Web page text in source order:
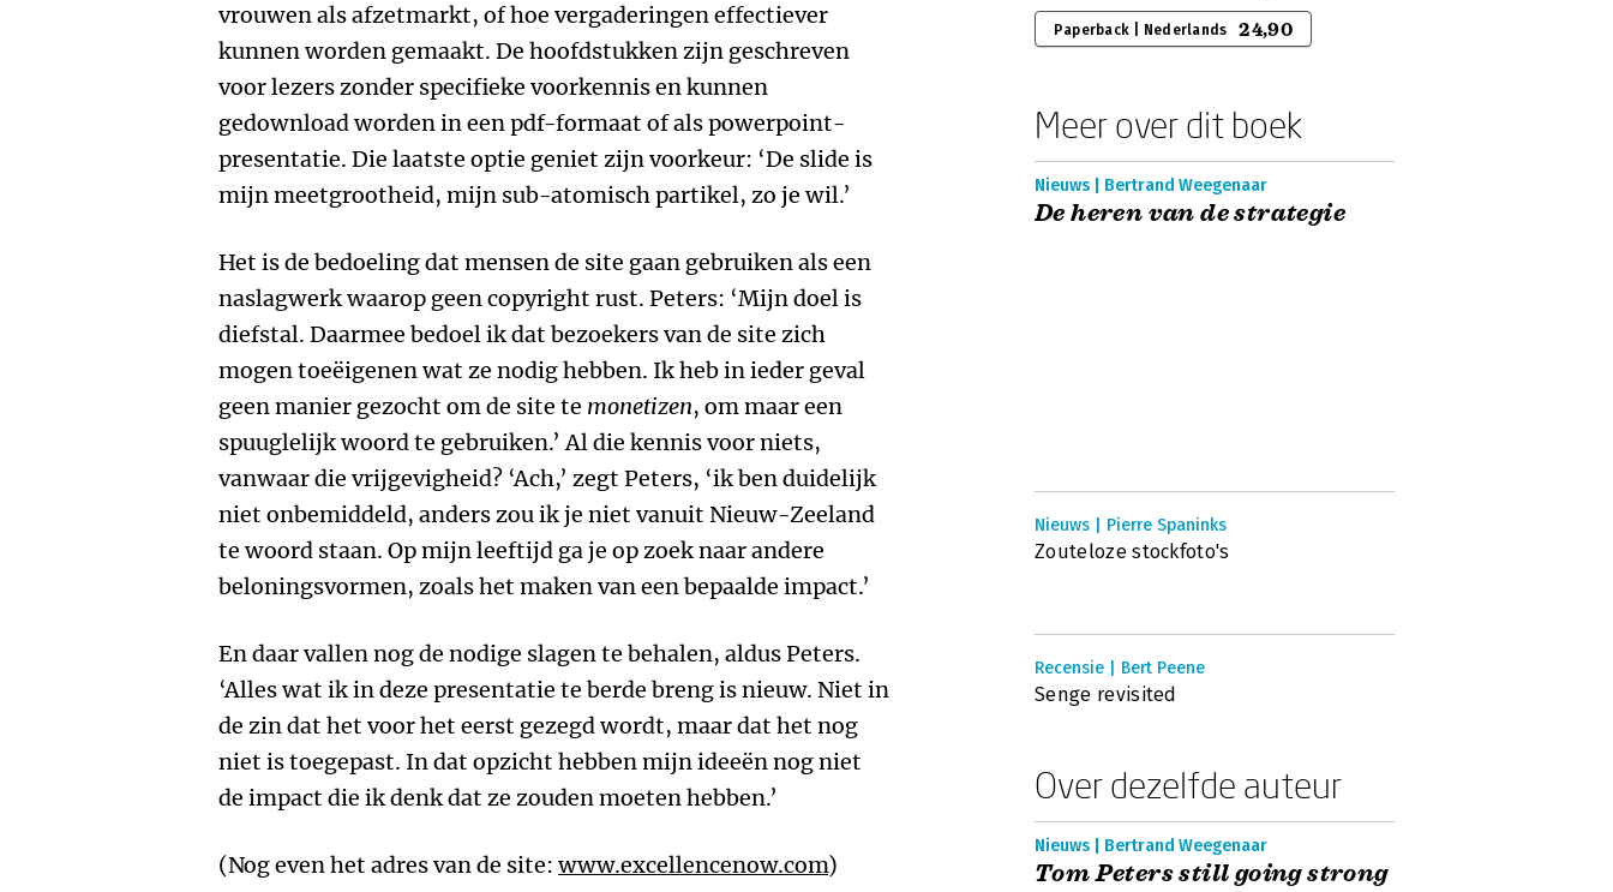
vrouwen als afzetmarkt, of hoe vergaderingen effectiever
kunnen worden gemaakt. De hoofdstukken zijn geschreven
voor lezers zonder specifieke voorkennis en kunnen
gedownload worden in een pdf-formaat of als powerpoint-
presentatie. Die laatste optie geniet zijn voorkeur: ‘De slide is
mijn meetgrootheid, mijn sub-atomisch partikel, zo je wil.’
Het is de bedoeling dat mensen de site gaan gebruiken als een
naslagwerk waarop geen copyright rust. Peters: ‘Mijn doel is
diefstal. Daarmee bedoel ik dat bezoekers van de site zich
mogen toeëigenen wat ze nodig hebben. Ik heb in ieder geval
geen manier gezocht om de site te monetizen, om maar een
spuuglelijk woord te gebruiken.’ Al die kennis voor niets,
vanwaar die vrijgevigheid? ‘Ach,’ zegt Peters, ‘ik ben duidelijk
niet onbemiddeld, anders zou ik je niet vanuit Nieuw-Zeeland
te woord staan. Op mijn leeftijd ga je op zoek naar andere
beloningsvormen, zoals het maken van een bepaalde impact.’
En daar vallen nog de nodige slagen te behalen, aldus Peters.
‘Alles wat ik in deze presentatie te berde breng is nieuw. Niet in
de zin dat het voor het eerst gezegd wordt, maar dat het nog
niet is toegepast. In dat opzicht hebben mijn ideeën nog niet
de impact die ik denk dat ze zouden moeten hebben.’
(Nog even het adres van de site: www.excellencenow.com)
Paperback | Nederlands 24,90
Meer over dit boek
Nieuws | Bertrand Weegenaar
De heren van de strategie
Nieuws | Pierre Spaninks
Zouteloze stockfoto's
Recensie | Bert Peene
Senge revisited
Over dezelfde auteur
Nieuws | Bertrand Weegenaar
Tom Peters still going strong